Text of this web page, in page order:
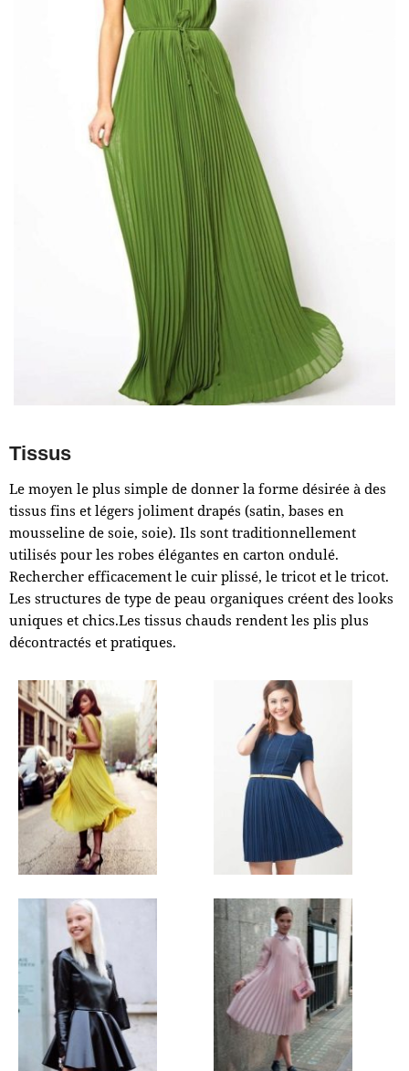
Tissus
Le moyen le plus simple de donner la forme désirée à des
tissus fins et légers joliment drapés (satin, bases en
mousseline de soie, soie). Ils sont traditionnellement
utilisés pour les robes élégantes en carton ondulé.
Rechercher efficacement le cuir plissé, le tricot et le tricot.
Les structures de type de peau organiques créent des looks
uniques et chics.Les tissus chauds rendent les plis plus
décontractés et pratiques.